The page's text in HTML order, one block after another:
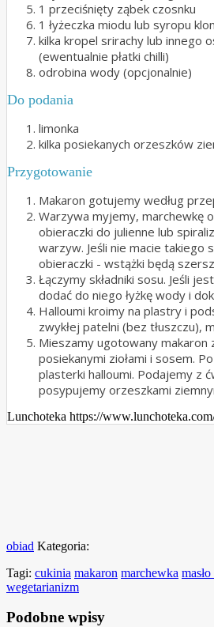
1 przeciśnięty ząbek czosnku
1 łyżeczka miodu lub syropu
kilka kropel srirachy lub innego
(ewentualnie płatki chilli)
odrobina wody (opcjonalnie)
Do podania
limonka
kilka posiekanych orzeszków
Przygotowanie
Makaron gotujemy według
Warzywa myjemy, marchewkę
obieraczki do julienne lub
warzyw. Jeśli nie macie takiego
obieraczki - wstążki będą
Łączymy składniki sosu. Jeśli
dodać do niego łyżkę wody i
Halloumi kroimy na plastry i
zwykłej patelni (bez tłuszczu),
Mieszamy ugotowany makaron
posiekanymi ziołami i sosem. Po
plasterki halloumi. Podajemy z
posypujemy orzeszkami
Lunchoteka https://
obiad Kategoria:
Tagi: cukinia makaron marchewka
wegetarianizm
Podobne wpisy